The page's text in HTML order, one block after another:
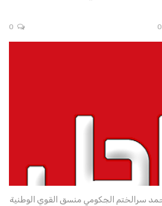
سرالختم الجكومي منسق القوي الوطنية